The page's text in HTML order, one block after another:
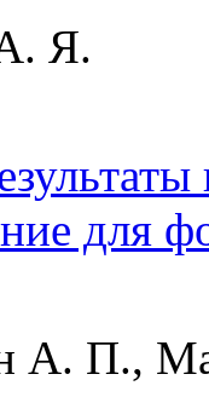
Я.
для
А. П.,